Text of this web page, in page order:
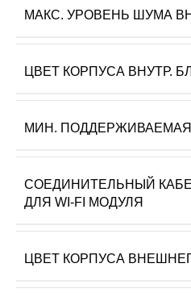
МАКС. УРОВЕНЬ ШУМА
ЦВЕТ КОРПУСА ВНУТР.
МИН.
СОЕДИНИТЕЛЬНЫЙ
ДЛЯ WI-FI МОДУЛЯ
ЦВЕТ КОРПУСА